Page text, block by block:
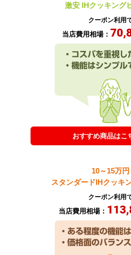
激安 IHクッキング
クーポン利用
当店費用相場：
おすすめ商品はこ
10～15万円
スタンダードIHクッキ
クーポン利用
当店費用相場：